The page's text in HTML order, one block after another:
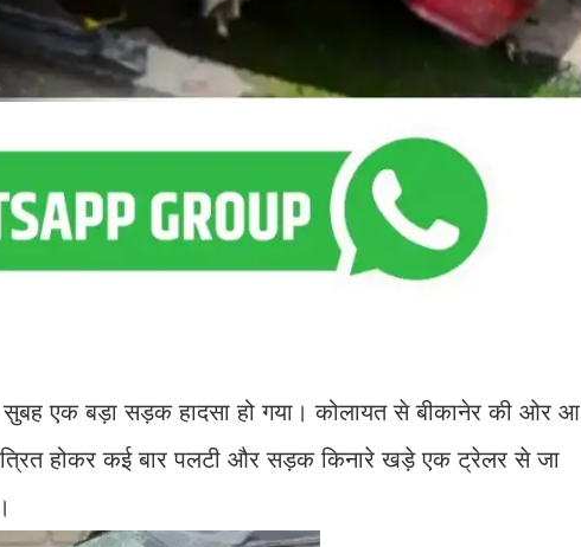
सुबह एक बड़ा सड़क हादसा हो गया। कोलायत से बीकानेर की ओर आ
होकर कई बार पलटी और सड़क किनारे खड़े एक ट्रेलर से जा